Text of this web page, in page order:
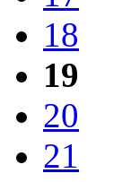
18
19
20
21